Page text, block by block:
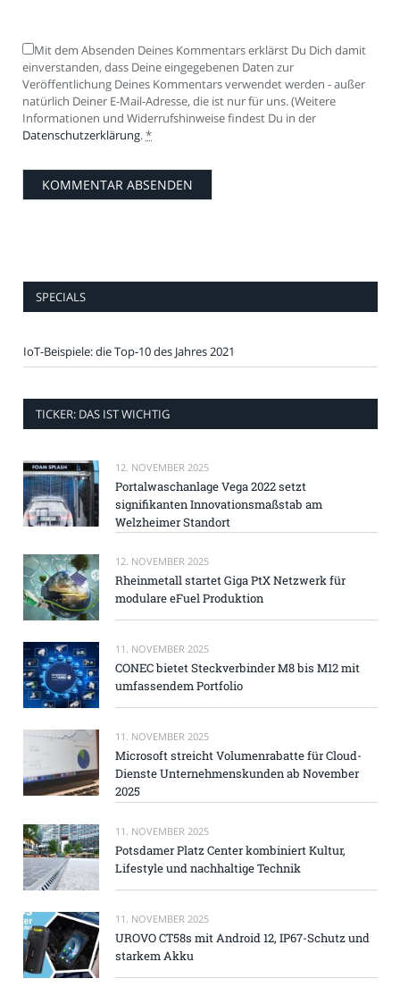
Mit dem Absenden Deines Kommentars erklärst Du Dich damit
einverstanden, dass Deine eingegebenen Daten zur
Veröffentlichung Deines Kommentars verwendet werden - außer
natürlich Deiner E-Mail-Adresse, die ist nur für uns. (Weitere
Informationen und Widerrufshinweise findest Du in der
Datenschutzerklärung.*
SPECIALS
IoT-Beispiele: die Top-10 des Jahres 2021
TICKER: DAS IST WICHTIG
12. NOVEMBER 2025
Portalwaschanlage Vega 2022 setzt
signifikanten Innovationsmaßstab am
Welzheimer Standort
12. NOVEMBER 2025
Rheinmetall startet Giga PtX Netzwerk für
modulare eFuel Produktion
11. NOVEMBER 2025
CONEC bietet Steckverbinder M8 bis M12 mit
umfassendem Portfolio
11. NOVEMBER 2025
Microsoft streicht Volumenrabatte für Cloud-
Dienste Unternehmenskunden ab November
2025
11. NOVEMBER 2025
Potsdamer Platz Center kombiniert Kultur,
Lifestyle und nachhaltige Technik
11. NOVEMBER 2025
UROVO CT58s mit Android 12, IP67-Schutz und
starkem Akku